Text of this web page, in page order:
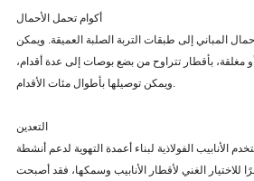
أكوام تحمل الأحمال
المباني إلى طبقات التربة الصلبة العميقة. ويمكن
مغلقة، بأقطار تتراوح من بضع بوصات إلى عدة أقدام،
ويمكن توصيلها بأطوال مئات الأقدام.
التعدين
الأنابيب الفولاذية لبناء أعمدة التهوية لدعم أنشطة
للاختيار الغني لأقطار الأنابيب وسمكها، فقد أصبحت